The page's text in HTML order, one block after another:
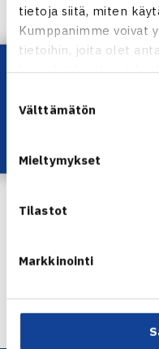
tietoja siitä, miten
Kumppanimme voivat
tietoihin, joita olet
kun olet käyttänyt
valinta
Välttämätön
Mieltymykset
Tilastot
Markkinointi
Seuraava uutinen:
→
Lataa OmaTennis!